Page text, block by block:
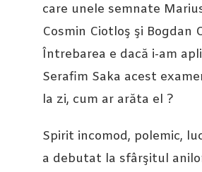
care unele semnate
Cosmin Ciotloş şi Bogdan
Întrebarea e dacă i-am
Serafim Saka acest
la zi, cum ar arăta el ?
Spirit incomod, polemic,
a debutat la sfârşitul